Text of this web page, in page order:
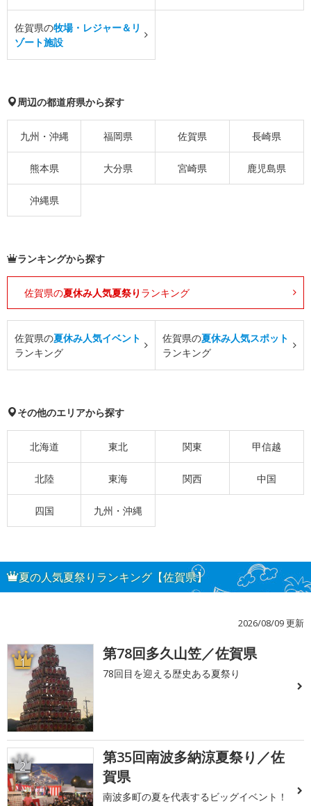
佐賀県の牧場・レジャー＆リ
ゾート施設
周辺の都道府県から探す
九州・沖縄 福岡県 佐賀県 長崎県
熊本県 大分県 宮崎県 鹿児島県
沖縄県
ランキングから探す
佐賀県の夏休み人気夏祭り ランキング
佐賀県の夏休み人気イベント
ランキング
佐賀県の夏休み人気スポット
ランキング
その他のエリアから探す
北海道 東北 関東 甲信越
北陸 東海 関西 中国
四国 九州・沖縄
夏の人気夏祭りランキング【佐賀県】
2026/08/09 更新
1 第78回多久山笠／佐賀県
78回目を迎える歴史ある夏祭り
2
第35回南波多納涼夏祭り／佐
賀県
南波多町の夏を代表するビッグイベント！